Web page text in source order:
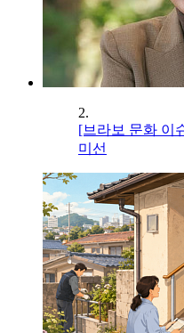
2.
[브라보 문화 이
미선